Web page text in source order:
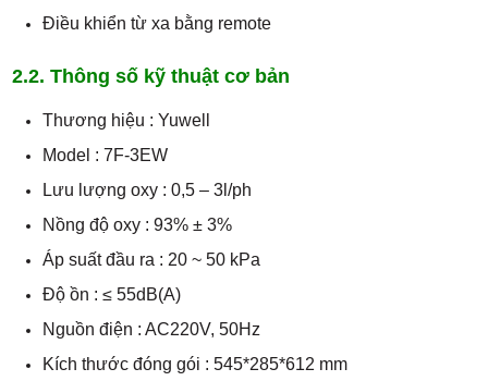
Điều khiển từ xa bằng remote
2.2. Thông số kỹ thuật cơ bản
Thương hiệu : Yuwell
Model : 7F-3EW
Lưu lượng oxy : 0,5 – 3l/ph
Nồng độ oxy : 93% ± 3%
Áp suất đầu ra : 20 ~ 50 kPa
Độ ồn : ≤ 55dB(A)
Nguồn điện : AC220V, 50Hz
Kích thước đóng gói : 545*285*612 mm